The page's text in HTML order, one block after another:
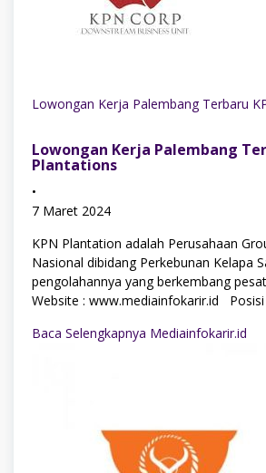
Lowongan Kerja Palembang Terbaru
Lowongan Kerja Palembang
Plantations
•
7 Maret 2024
KPN Plantation adalah Perusahaan
Nasional dibidang Perkebunan Kelapa
pengolahannya yang berkembang
Website : www.mediainfokarir.id Posisi
Baca Selengkapnya Mediainfokarir.id